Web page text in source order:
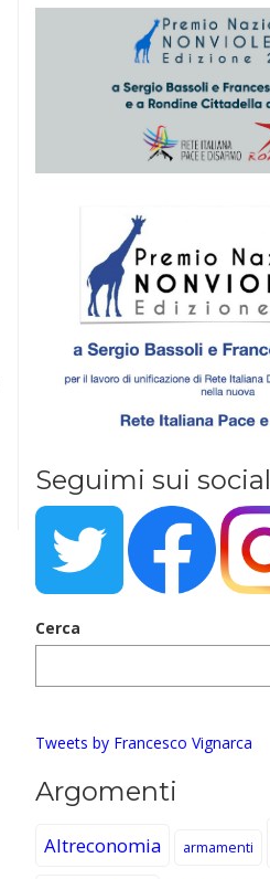
Seguimi sui social
Cerca
Tweets by Francesco Vignarca
Argomenti
Altreconomia armamenti